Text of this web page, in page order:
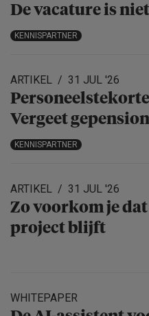
De vacature is
KENNISPARTNER
ARTIKEL 31 JUL '26
Vergeet
KENNISPARTNER
ARTIKEL 31 JUL '26
Zo voorkom je
project blijft
WHITEPAPER